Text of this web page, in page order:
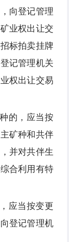
向登记管理
业权出让交
标拍卖挂牌
记管理机关
权出让交易
的，应当按
矿种和共伴
并对共伴生
合利用有特
应当按变更
登记管理机